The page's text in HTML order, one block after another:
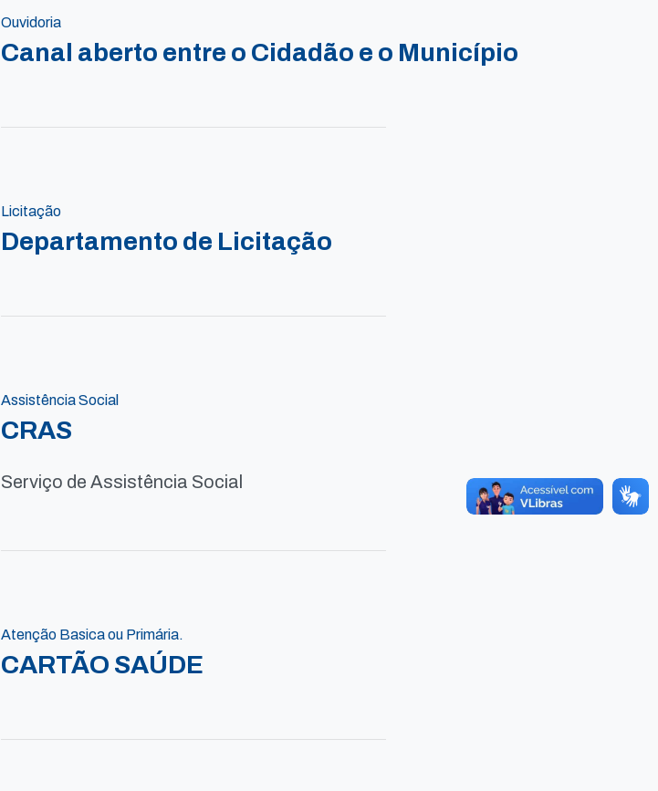
Ouvidoria
Canal aberto entre o Cidadão e o Município
Licitação
Departamento de Licitação
Assistência Social
CRAS
Serviço de Assistência Social
Atenção Basica ou Primária.
CARTÃO SAÚDE